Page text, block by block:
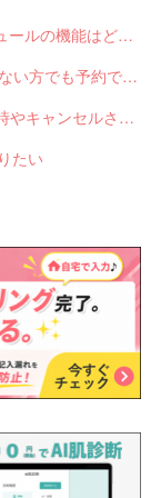
Q-2522 Shopのスケジュールとwebのスケジュールの機能はどう違いますか？
Q-2552 LINE対応Web予約はLINEを使っていない方でも予約できますか？
Q-2551 LINE対応Web予約から予約が入った時やキャンセルされた時、サロンやお客様へは通知されますか？
たい